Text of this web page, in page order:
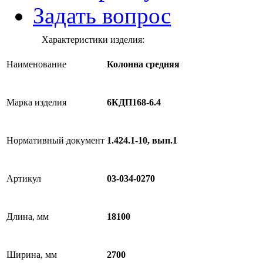
Задать вопрос
Характеристики изделия:
Наименование Колонна средняя
Марка изделия 6КДП168-6.4
Нормативный документ 1.424.1-10, вып.1
Артикул 03-034-0270
Длина, мм 18100
Ширина, мм 2700